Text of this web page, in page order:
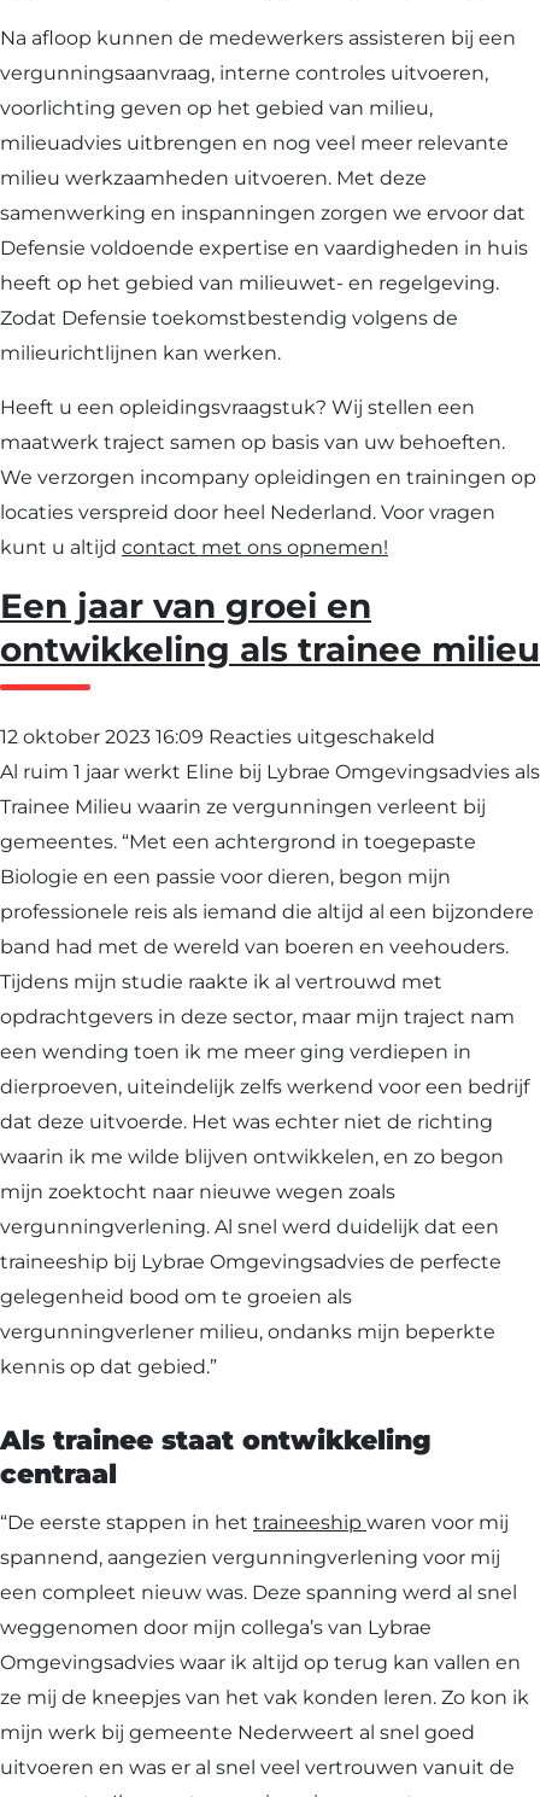
Na afloop kunnen de medewerkers assisteren bij een
vergunningsaanvraag, interne controles uitvoeren,
voorlichting geven op het gebied van milieu,
milieuadvies uitbrengen en nog veel meer relevante
milieu werkzaamheden uitvoeren. Met deze
samenwerking en inspanningen zorgen we ervoor dat
Defensie voldoende expertise en vaardigheden in huis
heeft op het gebied van milieuwet- en regelgeving.
Zodat Defensie toekomstbestendig volgens de
milieurichtlijnen kan werken.
Heeft u een opleidingsvraagstuk? Wij stellen een
maatwerk traject samen op basis van uw behoeften.
We verzorgen incompany opleidingen en trainingen op
locaties verspreid door heel Nederland. Voor vragen
kunt u altijd contact met ons opnemen!
Een jaar van groei en
ontwikkeling als trainee milieu
12 oktober 2023 16:09 Reacties uitgeschakeld
Een
jaar
van
groei
en
als
trainee
milieu
Al ruim 1 jaar werkt Eline bij Lybrae Omgevingsadvies als
Trainee Milieu waarin ze vergunningen verleent bij
gemeentes. “Met een achtergrond in toegepaste
Biologie en een passie voor dieren, begon mijn
professionele reis als iemand die altijd al een bijzondere
band had met de wereld van boeren en veehouders.
Tijdens mijn studie raakte ik al vertrouwd met
opdrachtgevers in deze sector, maar mijn traject nam
een wending toen ik me meer ging verdiepen in
dierproeven, uiteindelijk zelfs werkend voor een bedrijf
dat deze uitvoerde. Het was echter niet de richting
waarin ik me wilde blijven ontwikkelen, en zo begon
mijn zoektocht naar nieuwe wegen zoals
vergunningverlening. Al snel werd duidelijk dat een
traineeship bij Lybrae Omgevingsadvies de perfecte
gelegenheid bood om te groeien als
vergunningverlener milieu, ondanks mijn beperkte
kennis op dat gebied.”
Als trainee staat ontwikkeling
centraal
“De eerste stappen in het traineeship waren voor mij
spannend, aangezien vergunningverlening voor mij
een compleet nieuw was. Deze spanning werd al snel
weggenomen door mijn collega’s van Lybrae
Omgevingsadvies waar ik altijd op terug kan vallen en
ze mij de kneepjes van het vak konden leren. Zo kon ik
mijn werk bij gemeente Nederweert al snel goed
uitvoeren en was er al snel veel vertrouwen vanuit de